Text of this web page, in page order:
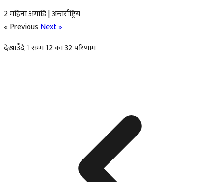
2 महिना अगाडि|अन्तर्राष्ट्रिय
« PreviousNext »
देखाउँदै1सम्म12का32परिणाम